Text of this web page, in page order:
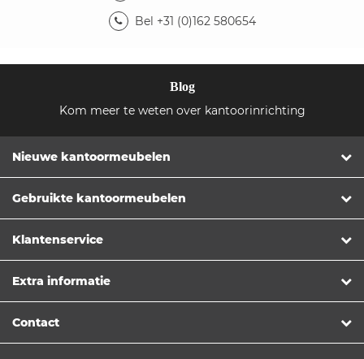
Bel +31 (0)162 580654
Blog
Kom meer te weten over kantoorinrichting
Nieuwe kantoormeubelen
Gebruikte kantoormeubelen
Klantenservice
Extra informatie
Contact